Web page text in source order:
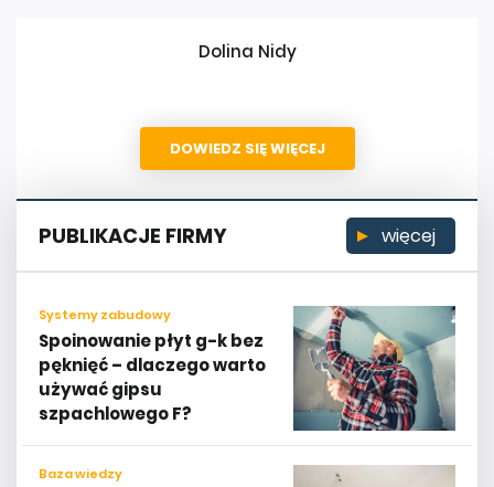
Dolina Nidy
DOWIEDZ SIĘ WIĘCEJ
PUBLIKACJE FIRMY więcej
Systemy zabudowy
Spoinowanie płyt g-k bez
pęknięć – dlaczego warto
używać gipsu
szpachlowego F?
Baza wiedzy